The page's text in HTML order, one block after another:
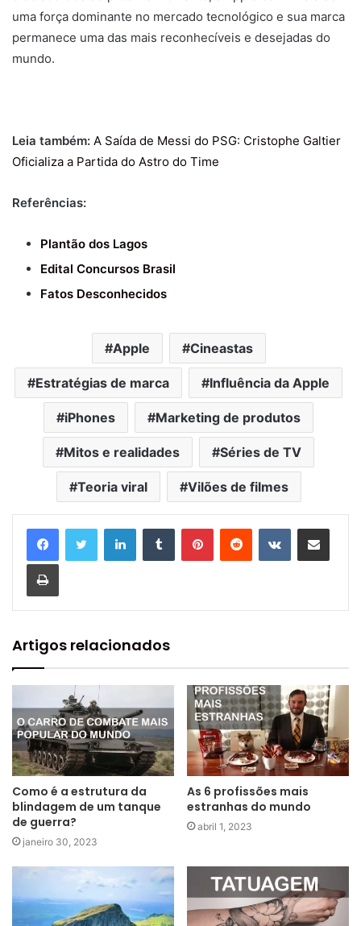
uma força dominante no mercado tecnológico e sua marca
permanece uma das mais reconhecíveis e desejadas do
mundo.
Leia também: A Saída de Messi do PSG: Cristophe Galtier
Oficializa a Partida do Astro do Time
Referências:
Plantão dos Lagos
Edital Concursos Brasil
Fatos Desconhecidos
Apple Cineastas
Estratégias de marca Influência da Apple
iPhones Marketing de produtos
Mitos e realidades Séries de TV
Teoria viral Vilões de filmes
Artigos relacionados
Como é a estrutura da
blindagem de um tanque
de guerra?
janeiro 30, 2023
As 6 profissões mais
estranhas do mundo
abril 1, 2023